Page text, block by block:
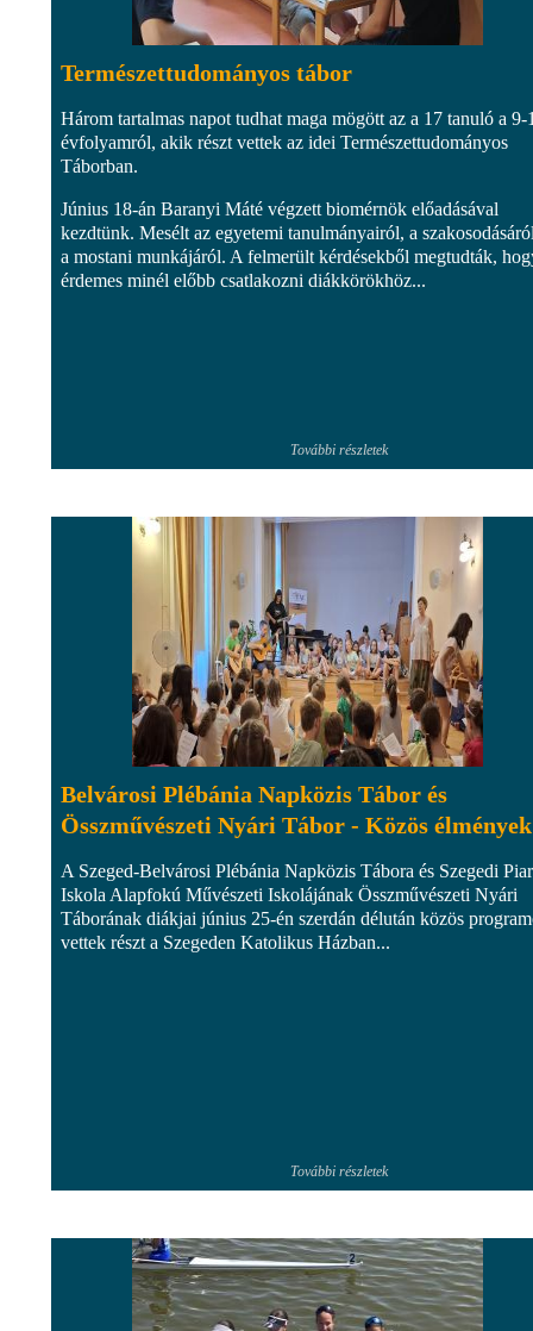
Természettudományos tábor
Három tartalmas napot tudhat maga mögött az a 17 tanuló a 9-
évfolyamról, akik részt vettek az idei Természettudományos
Táborban.
Június 18-án Baranyi Máté végzett biomérnök előadásával
kezdtünk. Mesélt az egyetemi tanulmányairól, a
a mostani munkájáról. A felmerült kérdésekből megtudták,
érdemes minél előbb csatlakozni diákkörökhöz...
További részletek
Belvárosi Plébánia Napközis Tábor és
Összművészeti Nyári Tábor - Közös élmények
A Szeged-Belvárosi Plébánia Napközis Tábora és Szegedi
Iskola Alapfokú Művészeti Iskolájának Összművészeti Nyári
Táborának diákjai június 25-én szerdán délután közös
vettek részt a Szegeden Katolikus Házban...
További részletek